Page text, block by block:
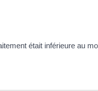
était inférieure au